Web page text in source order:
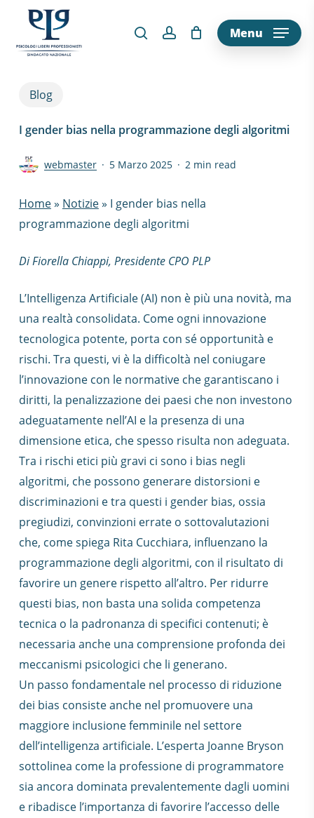
main
Menu
Blog
I gender bias nella programmazione degli algoritmi
webmaster 5 Marzo 2025 2 min read
Home» Notizie» I gender bias nella
programmazione degli algoritmi
Di Fiorella Chiappi, Presidente CPO PLP
L’Intelligenza Artificiale (AI) non è più una novità, ma
una realtà consolidata. Come ogni innovazione
tecnologica potente, porta con sé opportunità e
rischi. Tra questi, vi è la difficoltà nel coniugare
l’innovazione con le normative che garantiscano i
diritti, la penalizzazione dei paesi che non investono
adeguatamente nell’AI e la presenza di una
dimensione etica, che spesso risulta non adeguata.
Tra i rischi etici più gravi ci sono i bias negli
algoritmi, che possono generare distorsioni e
discriminazioni e tra questi i gender bias, ossia
pregiudizi, convinzioni errate o sottovalutazioni
che, come spiega Rita Cucchiara, influenzano la
programmazione degli algoritmi, con il risultato di
favorire un genere rispetto all’altro. Per ridurre
questi bias, non basta una solida competenza
tecnica o la padronanza di specifici contenuti; è
necessaria anche una comprensione profonda dei
meccanismi psicologici che li generano.
Un passo fondamentale nel processo di riduzione
dei bias consiste anche nel promuovere una
maggiore inclusione femminile nel settore
dell’intelligenza artificiale. L’esperta Joanne Bryson
sottolinea come la professione di programmatore
sia ancora dominata prevalentemente dagli uomini
e ribadisce l’importanza di favorire l’accesso delle